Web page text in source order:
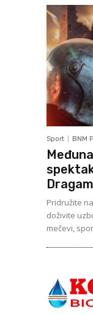
Sport BNM
Pridružite
doživite
mečevi,